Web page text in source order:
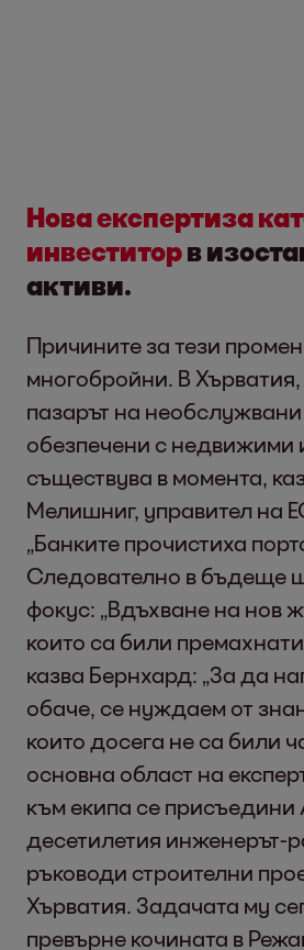
Новаекспертиза
инвеститорв
активи.
Причините за тези
многобройни. В
пазарът на
обезпечени с недвижими
съществува в момента,
Мелишниг, управител на
„Банките прочистиха
Следователно в бъдеще
фокус: „Вдъхване на нов
които са били
казва Бернхард: „За да
обаче, се нуждаем от
които досега не са били
основна област на
към екипа се присъедини
десетилетия инженерът-
ръководи строителни
Хърватия. Задачата му
превърне кочината в